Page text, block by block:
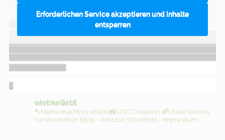
Erforderlichen Service akzeptieren und Inhalte
entsperren
wiebkeliebt
🔨Mama macht es selbst📸UGC Creatorin 🌈Unser buntes
Familienleben Blog • Amazon Storefront • Impressum: